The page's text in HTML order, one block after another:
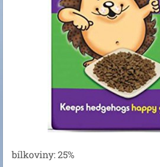
bílkoviny: 25%